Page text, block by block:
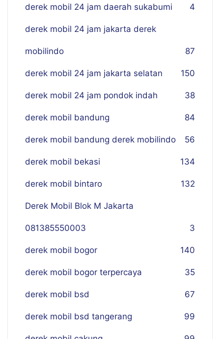
derek mobil 24 jam daerah sukabumi 4
derek mobil 24 jam jakarta derek
mobilindo 87
derek mobil 24 jam jakarta selatan 150
derek mobil 24 jam pondok indah 38
derek mobil bandung 84
derek mobil bandung derek mobilindo 56
derek mobil bekasi 134
derek mobil bintaro 132
Derek Mobil Blok M Jakarta
081385550003 3
derek mobil bogor 140
derek mobil bogor terpercaya 35
derek mobil bsd 67
derek mobil bsd tangerang 99